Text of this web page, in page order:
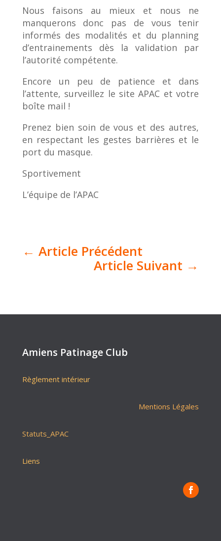
Nous faisons au mieux et nous ne
manquerons donc pas de vous tenir
informés des modalités et du planning
d’entrainements dès la validation par
l’autorité compétente.
Encore un peu de patience et dans
l’attente, surveillez le site APAC et votre
boîte mail !
Prenez bien soin de vous et des autres,
en respectant les gestes barrières et le
port du masque.
Sportivement
L’équipe de l’APAC
← Article Précédent
Article Suivant →
Amiens Patinage Club
Règlement intérieur
Mentions Légales
Statuts_APAC
Liens